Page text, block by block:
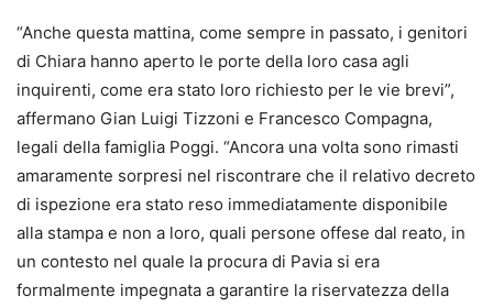
“Anche questa mattina, come sempre in passato, i genitori
di Chiara hanno aperto le porte della loro casa agli
inquirenti, come era stato loro richiesto per le vie brevi”,
affermano Gian Luigi Tizzoni e Francesco Compagna,
legali della famiglia Poggi. “Ancora una volta sono rimasti
amaramente sorpresi nel riscontrare che il relativo decreto
di ispezione era stato reso immediatamente disponibile
alla stampa e non a loro, quali persone offese dal reato, in
un contesto nel quale la procura di Pavia si era
formalmente impegnata a garantire la riservatezza della